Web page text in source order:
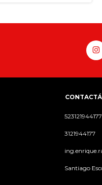
523121944177
3121944177
Santiago